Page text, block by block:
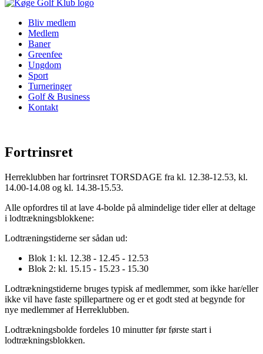
Bliv medlem
Medlem
Baner
Greenfee
Ungdom
Sport
Turneringer
Golf & Business
Kontakt
Fortrinsret
Herreklubben har fortrinsret TORSDAGE fra kl. 12.38-12.53, kl.
14.00-14.08 og kl. 14.38-15.53.
Alle opfordres til at lave 4-bolde på almindelige tider eller at deltage
i lodtrækningsblokkene:
Lodtræningstiderne ser sådan ud:
Blok 1: kl. 12.38 - 12.45 - 12.53
Blok 2: kl. 15.15 - 15.23 - 15.30
Lodtrækningstiderne bruges typisk af medlemmer, som ikke har/eller
ikke vil have faste spillepartnere og er et godt sted at begynde for
nye medlemmer af Herreklubben.
Lodtrækningsbolde fordeles 10 minutter før første start i
lodtrækningsblokken.